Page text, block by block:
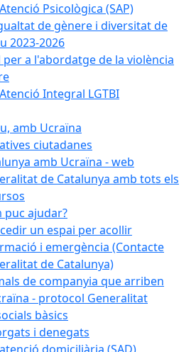
Psicològica (SAP)
de gènere i diversitat de
2023-2026
a l'abordatge de la violència
Integral LGTBI
amb Ucraïna
ciutadanes
amb Ucraïna - web
de Catalunya amb tots els
puc ajudar?
un espai per acollir
i emergència (Contacte
de Catalunya)
de companyia que arriben
- protocol Generalitat
bàsics
i denegats